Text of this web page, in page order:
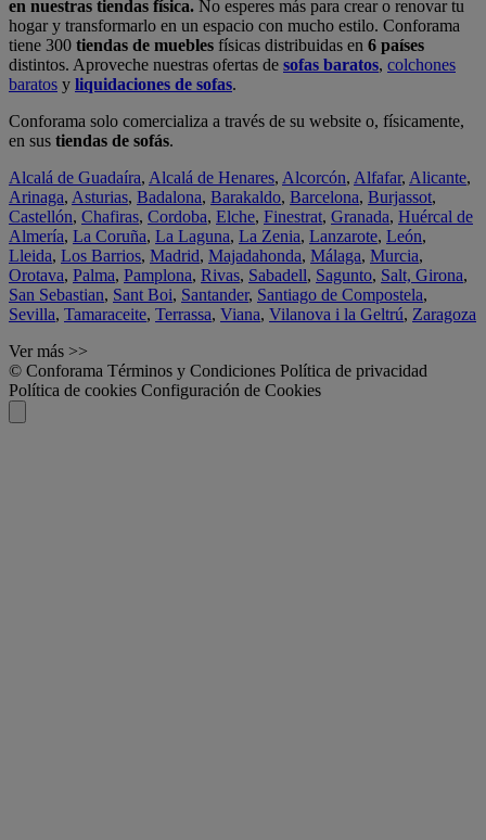
en nuestras tiendas física. No esperes más para crear o renovar tu
hogar y transformarlo en un espacio con mucho estilo. Conforama
tiene 300 tiendas de muebles físicas distribuidas en 6 países
distintos. Aproveche nuestras ofertas de sofas baratos, colchones
baratos y liquidaciones de sofas.
Conforama solo comercializa a través de su website o, físicamente,
en sus tiendas de sofás.
Alcalá de Guadaíra, Alcalá de Henares, Alcorcón, Alfafar, Alicante,
Arinaga, Asturias, Badalona, Barakaldo, Barcelona, Burjassot,
Castellón, Chafiras, Cordoba, Elche, Finestrat, Granada, Huércal de
Almería, La Coruña, La Laguna, La Zenia, Lanzarote, León,
Lleida, Los Barrios, Madrid, Majadahonda, Málaga, Murcia,
Orotava, Palma, Pamplona, Rivas, Sabadell, Sagunto, Salt, Girona,
San Sebastian, Sant Boi, Santander, Santiago de Compostela,
Sevilla, Tamaraceite, Terrassa, Viana, Vilanova i la Geltrú, Zaragoza
Ver más >>
© Conforama Términos y Condiciones Política de privacidad
Política de cookies Configuración de Cookies